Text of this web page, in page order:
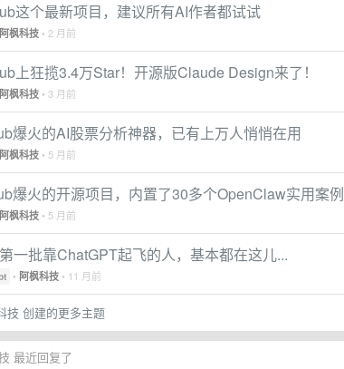
这个最新项目，建议所有AI作者都试试
阿枫科技 • 2 月前
上狂揽3.4万Star！开源版Claude Design来了！
阿枫科技 • 3 月前
爆火的AI股票分析神器，已有上万人悄悄在用
阿枫科技 • 5 月前
爆火的开源项目，内置了30多个OpenClaw实用案例
阿枫科技 • 5 月前
一批靠ChatGPT起飞的人，基本都在这儿...
• 阿枫科技 • 11 月前
技 创建的更多主题
最近回复了